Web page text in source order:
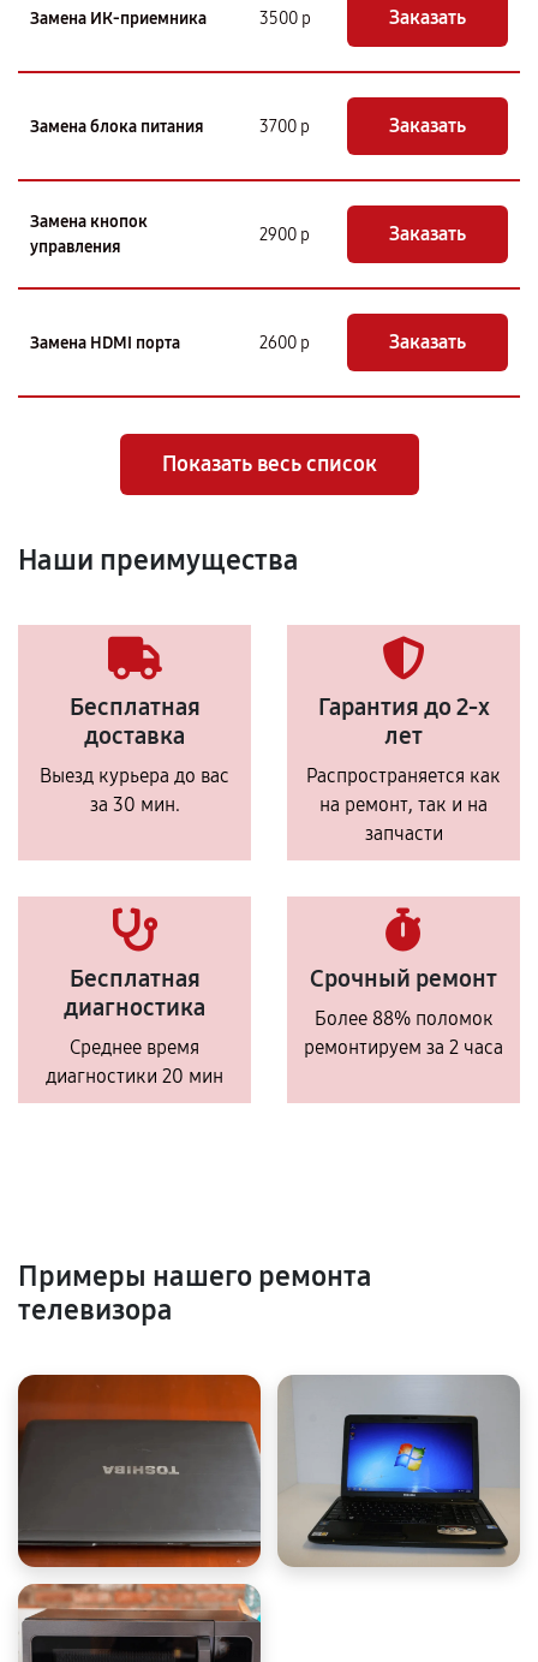
Замена ИК-приемника 3500 р Заказать
Замена блока питания 3700 р Заказать
Замена кнопок
управления
2900 р Заказать
Замена HDMI порта 2600 р Заказать
Показать весь список
Наши преимущества
Бесплатная
доставка
Выезд курьера до вас
за 30 мин.
Гарантия до 2-х
лет
Распространяется как
на ремонт, так и на
запчасти
Бесплатная
диагностика
Среднее время
диагностики 20 мин
Срочный ремонт
Более 88% поломок
ремонтируем за 2 часа
Примеры нашего ремонта
телевизора